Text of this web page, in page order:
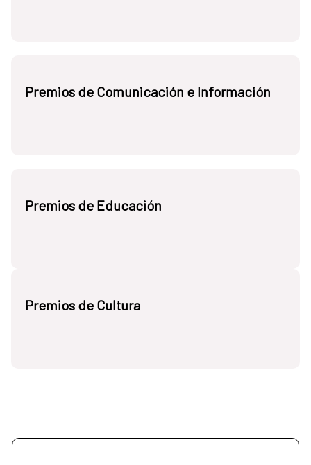
Premios de Comunicación e Información
Premios de Educación
Premios de Cultura